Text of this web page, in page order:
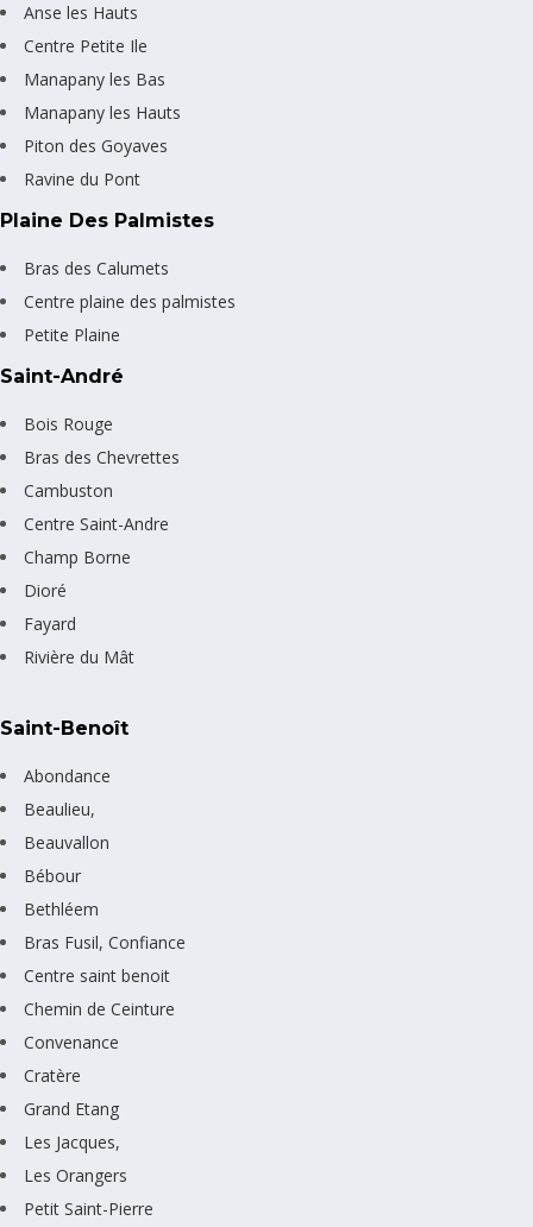
Anse les Hauts
Centre Petite Ile
Manapany les Bas
Manapany les Hauts
Piton des Goyaves
Ravine du Pont
Plaine Des Palmistes
Bras des Calumets
Centre plaine des palmistes
Petite Plaine
Saint-André
Bois Rouge
Bras des Chevrettes
Cambuston
Centre Saint-Andre
Champ Borne
Dioré
Fayard
Rivière du Mât
Saint-Benoît
Abondance
Beaulieu,
Beauvallon
Bébour
Bethléem
Bras Fusil, Confiance
Centre saint benoit
Chemin de Ceinture
Convenance
Cratère
Grand Etang
Les Jacques,
Les Orangers
Petit Saint-Pierre